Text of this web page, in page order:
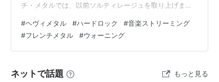
Known Fact In Reality Intentionally
チ・メタルでは、以前ソルティレージュを取り上げまし
ニングです。 やはり、スコーピオンズでお馴染みのディ
ーター・ダークスのプロデュースによる2枚目のアルバム
が、82年に日本盤としてリリースされたのは大きかった
したけど、内容的にもNWOBHMの影響下にある正統派メ
#ヘヴィメタル #ハードロック #音楽ストリーミング
#フレンチメタル #ウォーニング
ネットで話題 もっと見る